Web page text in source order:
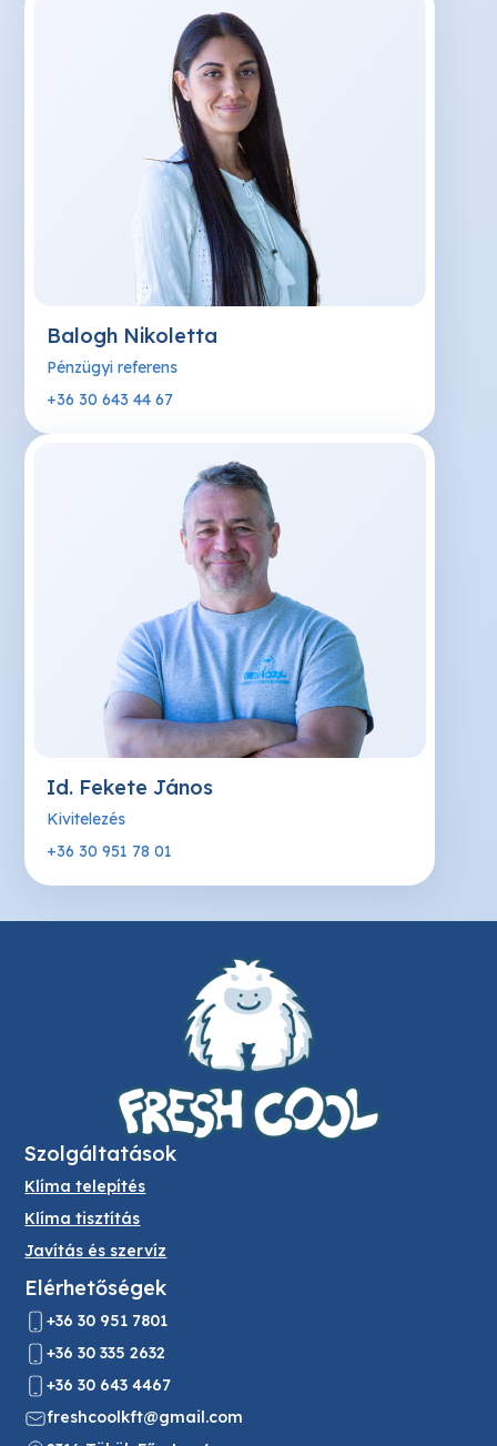
Balogh Nikoletta
Pénzügyi referens
+36 30 643 44 67
Id. Fekete János
Kivitelezés
+36 30 951 78 01
Szolgáltatások
Klíma telepítés
Klíma tisztítás
Javítás és szervíz
Elérhetőségek
+36 30 951 7801
+36 30 335 2632
+36 30 643 4467
freshcoolkft@gmail.com